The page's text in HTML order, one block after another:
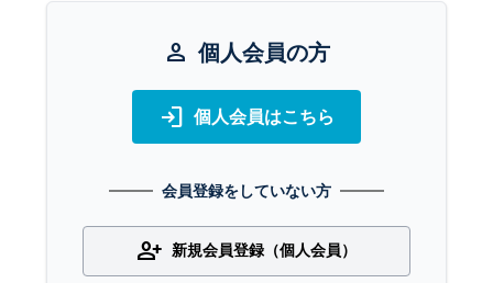
person 個人会員の方
login 個人会員はこちら
会員登録をしていない方
person_add 新規会員登録（個人会員）